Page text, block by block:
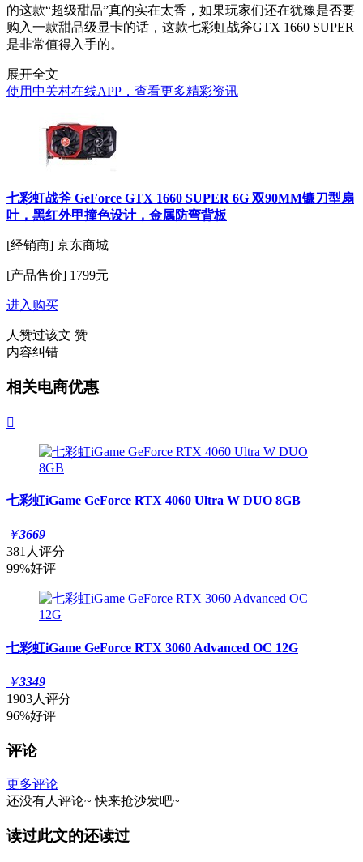
的这款“超级甜品”真的实在太香，如果玩家们还在犹豫是否要
购入一款甜品级显卡的话，这款七彩虹战斧GTX 1660 SUPER
是非常值得入手的。
展开全文
使用中关村在线APP，查看更多精彩资讯
七彩虹战斧 GeForce GTX 1660 SUPER 6G 双90MM镰刀型扇
叶，黑红外甲撞色设计，金属防弯背板
[经销商] 京东商城
[产品售价] 1799元
进入购买
人赞过该文 赞
内容纠错
相关电商优惠

七彩虹iGame GeForce RTX 4060 Ultra W DUO 8GB
￥3669
381人评分
99%好评
七彩虹iGame GeForce RTX 3060 Advanced OC 12G
￥3349
1903人评分
96%好评
评论
更多评论
还没有人评论~ 快来抢沙发吧~
读过此文的还读过